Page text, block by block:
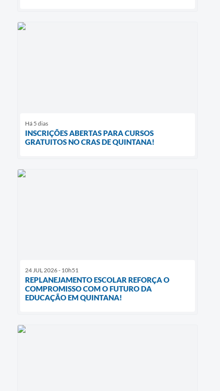
Há 5 dias
INSCRIÇÕES ABERTAS PARA CURSOS
GRATUITOS NO CRAS DE QUINTANA!
24 JUL 2026 - 10h51
REPLANEJAMENTO ESCOLAR REFORÇA O
COMPROMISSO COM O FUTURO DA
EDUCAÇÃO EM QUINTANA!